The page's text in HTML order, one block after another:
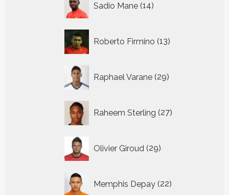
Sadio Mane 14
producten
Roberto Firmino 13
producten
Raphael Varane 29
producten
Raheem Sterling 27
producten
Olivier Giroud 29
producten
Memphis Depay 22
producten